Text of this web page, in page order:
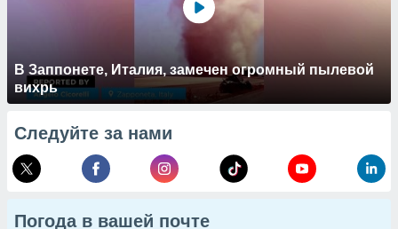
В Заппонете, Италия, замечен огромный пылевой
вихрь
Следуйте за нами
Погода в вашей почте